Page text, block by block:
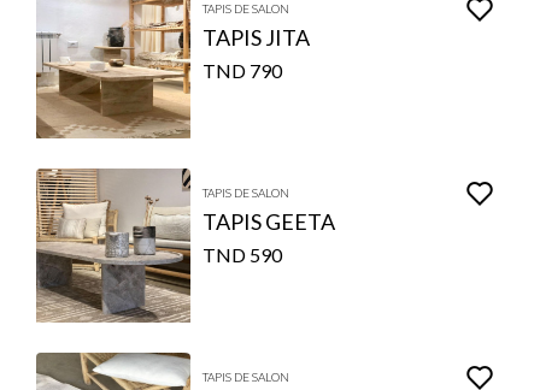
TAPIS DE SALON
TAPIS JITA
790 TND
TAPIS DE SALON
TAPIS GEETA
590 TND
TAPIS DE SALON